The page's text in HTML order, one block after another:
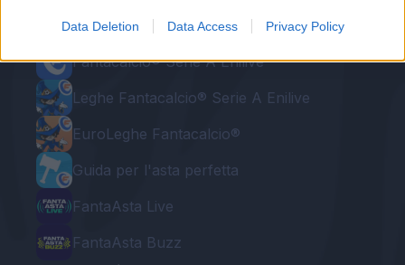
Data Deletion Data Access Privacy Policy
Le nostre app
Fantacalcio® Serie A Enilive
Leghe Fantacalcio® Serie A Enilive
EuroLeghe Fantacalcio®
Guida per l'asta perfetta
FantaAsta Live
FantaAsta Buzz